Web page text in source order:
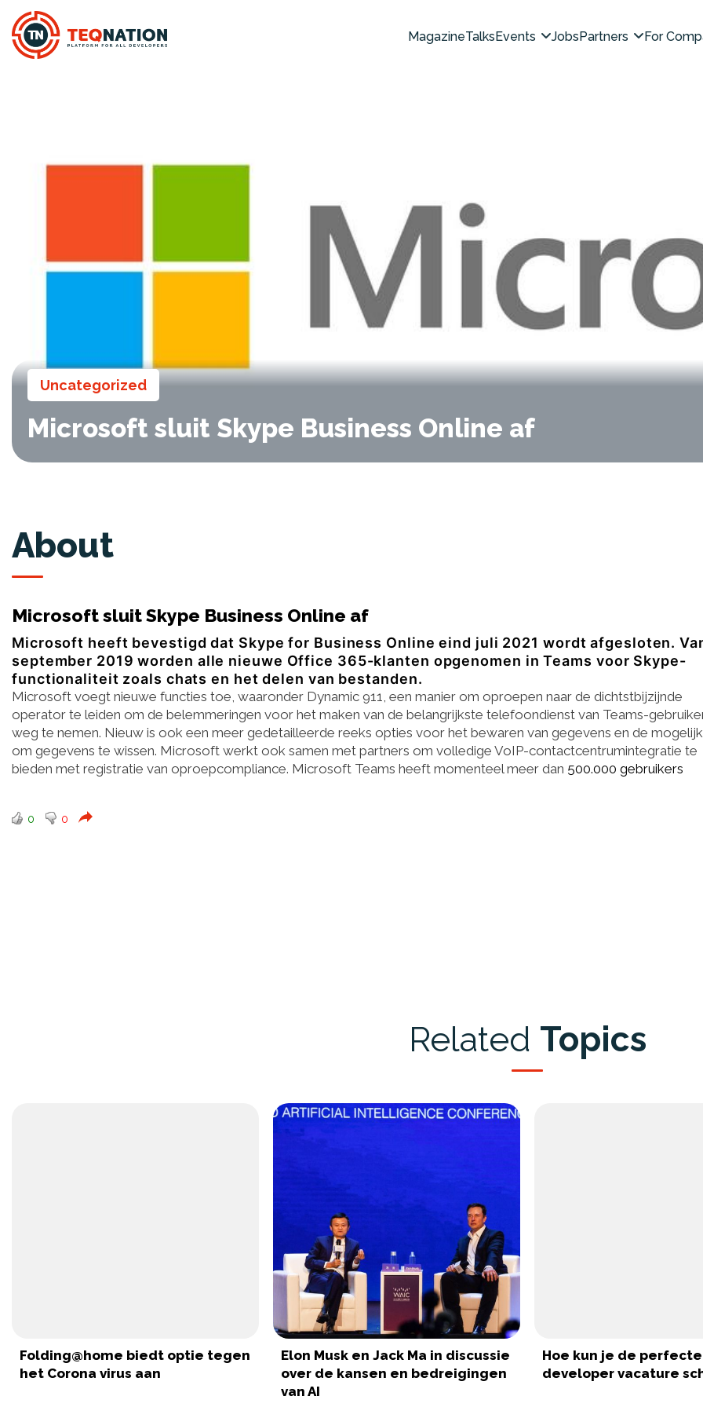
MagazineTalksEvents JobsPartners For
Uncategorized
Microsoft sluit Skype Business Online af
About
Microsoft sluit Skype Business Online af
Microsoft heeft bevestigd dat Skype for Business Online eind juli 2021 wordt afgesloten.
september 2019 worden alle nieuwe Office 365-klanten opgenomen in Teams voor Skype-
functionaliteit zoals chats en het delen van bestanden.
Microsoft voegt nieuwe functies toe, waaronder Dynamic 911, een manier om oproepen naar de dichtstbijzijnde
operator te leiden om de belemmeringen voor het maken van de belangrijkste telefoondienst van Teams-
weg te nemen. Nieuw is ook een meer gedetailleerde reeks opties voor het bewaren van gegevens en de
om gegevens te wissen. Microsoft werkt ook samen met partners om volledige VoIP-contactcentrumintegratie te
bieden met registratie van oproepcompliance. Microsoft Teams heeft momenteel meer dan 500.000 gebruikers
0 0
Related Topics
Folding@home biedt optie tegen
het Corona virus aan
Elon Musk en Jack Ma in discussie
over de kansen en bedreigingen
van AI
Hoe kun je de perfecte
developer vacature